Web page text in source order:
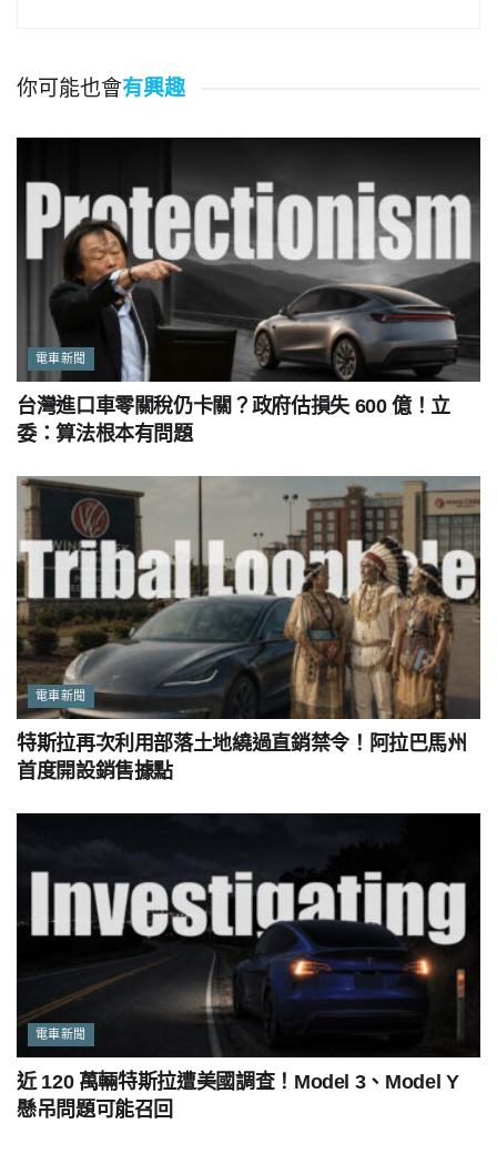
你可能也會有興趣
電車新聞
台灣進口車零關稅仍卡關？政府估損失 600 億！立
委：算法根本有問題
電車新聞
特斯拉再次利用部落土地繞過直銷禁令！阿拉巴馬州
首度開設銷售據點
電車新聞
近 120 萬輛特斯拉遭美國調查！Model 3、Model Y
懸吊問題可能召回